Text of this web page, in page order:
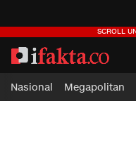
ifakta.co
#pastibenar
Nasional Megapolitan